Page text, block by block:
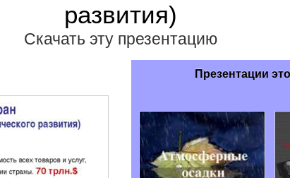
развития)
Скачать эту презентацию
Презентации